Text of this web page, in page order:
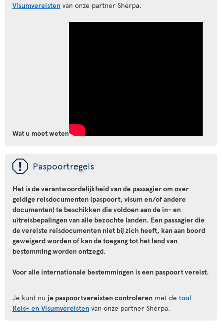
Visumvereisten van onze partner Sherpa.
Wat u moet weten
ü Paspoortregels
Het is de verantwoordelijkheid van de passagier om over
geldige reisdocumenten (paspoort, visum en/of andere
documenten) te beschikken die voldoen aan de in- en
uitreisbepalingen van alle bezochte landen. Een passagier die
de vereiste reisdocumenten niet bij zich heeft, kan aan boord
geweigerd worden of kan de toegang tot het land van
bestemming worden ontzegd.
Voor alle internationale bestemmingen is een paspoort vereist.
Je kunt nu je paspoortvereisten controleren met de tool
Reis- en Visumvereisten van onze partner Sherpa.